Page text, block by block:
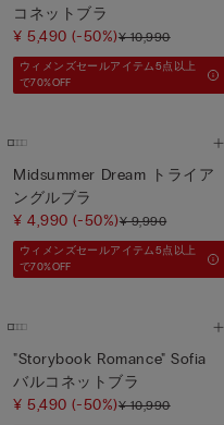
コネットブラ
¥ 5,490(-50%)¥ 10,990
ウィメンズセールアイテム5点以上
で70%OFF
Midsummer Dream トライア
ングルブラ
¥ 4,990(-50%)¥ 9,990
ウィメンズセールアイテム5点以上
で70%OFF
"Storybook Romance" Sofia
バルコネットブラ
¥ 5,490(-50%)¥ 10,990